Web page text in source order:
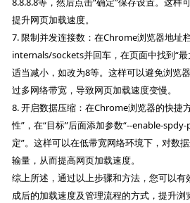
提升网页加载速度。
7. 限制并发连接数：在Chrome浏览器地址
internals/sockets并回车，在页面中找到“
适当减小，如改为8等。这样可以避免浏览
过多网络带宽，导致网页加载速度变慢。
8. 开启数据压缩：在Chrome浏览器的快捷
性”，在“目标”后面添加参数“--enable-
定”。这样可以在低带宽网络环境下，对数
输量，从而提高网页加载速度。
综上所述，通过以上步骤和方法，您可以
成后的加载速度及管理流程的方式，提升浏